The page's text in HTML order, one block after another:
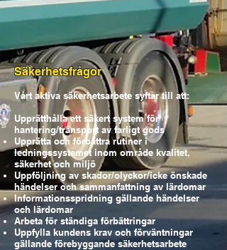
Säkerhetsfrågor
Vårt aktiva säkerhetsarbete syftar till att:
Upprätthålla ett säkert system för
hantering/transport av farligt gods
Upprätta och förbättra rutiner i
ledningssystemet inom område kvalitet,
säkerhet och miljö
Uppföljning av skador/olyckor/icke önskade
händelser och sammanfattning av lärdomar
Informationsspridning gällande händelser
och lärdomar
Arbeta för ständiga förbättringar
Uppfylla kundens krav och förväntningar
gällande förebyggande säkerhetsarbete